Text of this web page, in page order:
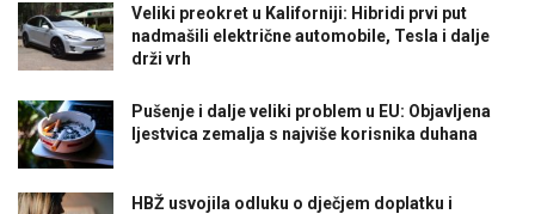
Veliki preokret u Kaliforniji: Hibridi prvi put
nadmašili električne automobile, Tesla i dalje
drži vrh
Pušenje i dalje veliki problem u EU: Objavljena
ljestvica zemalja s najviše korisnika duhana
HBŽ usvojila odluku o dječjem doplatku i